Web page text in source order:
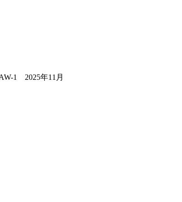
1 2025年11月